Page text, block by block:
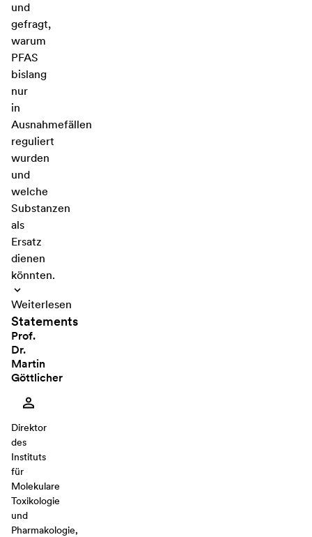
und
gefragt,
warum
PFAS
bislang
nur
in
Ausnahmefällen
reguliert
wurden
und
welche
Substanzen
als
Ersatz
dienen
könnten.
Weiterlesen
Statements
Prof.
Dr.
Martin
Göttlicher
Direktor
des
Instituts
für
Molekulare
Toxikologie
und
Pharmakologie,